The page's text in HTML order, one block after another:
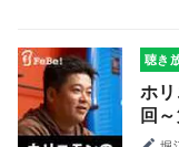
聴き
ホ
回